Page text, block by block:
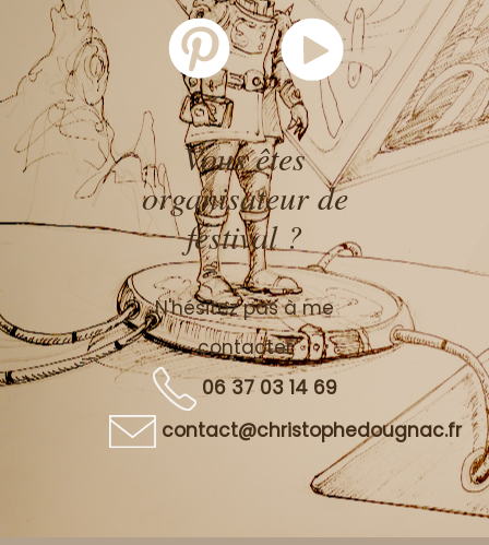
Vous êtes
organisateur de
festival ?
N'hésitez pas à me
contacter
06 37 03 14 69
contact@christophedougnac.fr